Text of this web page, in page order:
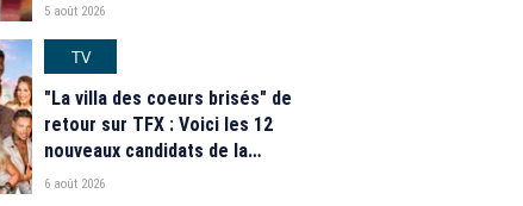
2026
5 août 2026
TV
"La villa des coeurs brisés" de
retour sur TFX : Voici les 12
nouveaux candidats de la
saison 2026
6 août 2026